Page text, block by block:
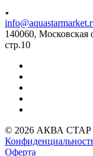
140060,
стр.10
© 2026 АКВА СТАР
Оферта